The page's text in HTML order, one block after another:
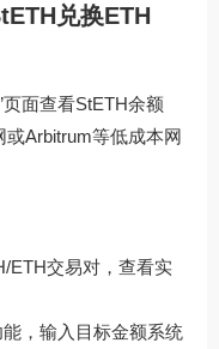
兑换ETH
页面查看StETH余额
Arbitrum等低成本网
ETH交易对，查看实
，输入目标金额系统